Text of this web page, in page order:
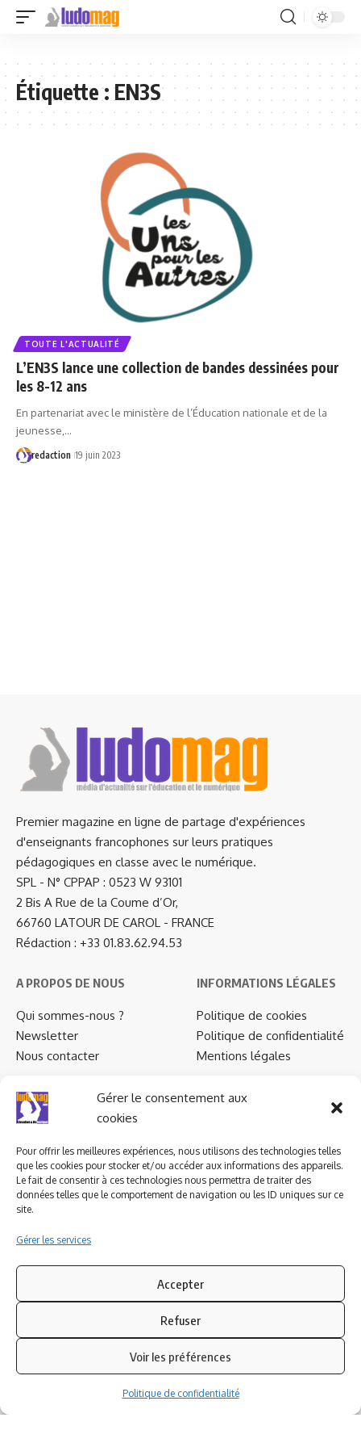
Gérer le consentement aux
cookies
Pour offrir les meilleures expériences, nous utilisons des technologies telles
que les cookies pour stocker et/ou accéder aux informations des appareils.
Le fait de consentir à ces technologies nous permettra de traiter des
données telles que le comportement de navigation ou les ID uniques sur ce
site.
Gérer les services
Accepter
Refuser
Voir les préférences
Politique de confidentialité
Étiquette :EN3S
TOUTE L'ACTUALITÉ
L’EN3S lance une collection de bandes dessinées pour
les 8-12 ans
En partenariat avec le ministère de l’Éducation nationale et de la
jeunesse,…
redaction 19 juin 2023
Premier magazine en ligne de partage d'expériences
d'enseignants francophones sur leurs pratiques
pédagogiques en classe avec le numérique.
SPL - N° CPPAP : 0523 W 93101
2 Bis A Rue de la Coume d’Or,
66760 LATOUR DE CAROL - FRANCE
Rédaction : +33 01.83.62.94.53
A PROPOS DE NOUS
Qui sommes-nous ?
Newsletter
Nous contacter
Ludomag "Le Club"
INFORMATIONS LÉGALES
Politique de cookies
Politique de confidentialité
Mentions légales
LIENS UTILES
ludoviales
PARTENAIRES